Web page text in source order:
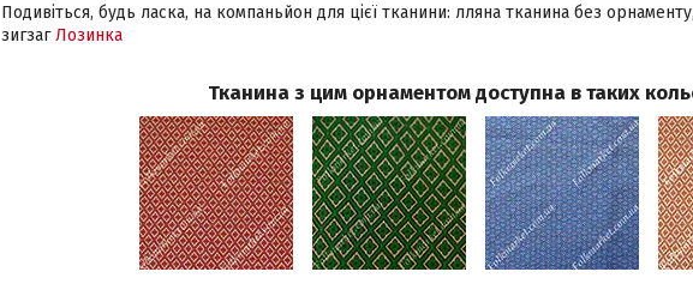
Подивіться, будь ласка, на компаньйон для цієї тканини: лляна тканина без
зигзагЛозинка
Тканина з цим орнаментом доступна в таких